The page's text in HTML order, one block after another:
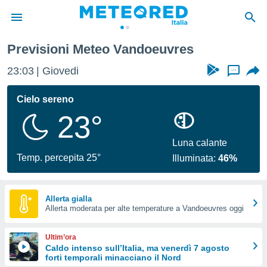
di
per
le
di
Web
le
Previsioni Meteo Vandoeuvres
23:03 Giovedi ...
Cielo sereno
23°
Temp. percepita 25°
Luna calante
Illuminata:46%
Allerta gialla
Allerta moderata per alte temperature a Vandoeuvres oggi
Ultim’ora
Caldo intenso sull’Italia, ma venerdì 7 agosto
forti temporali minacciano il Nord